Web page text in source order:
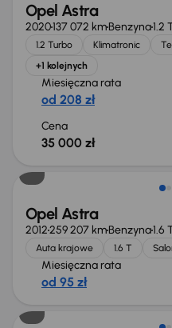
Opel Astra
2020137 072 kmBenzyna1.2
1.2 Turbo Klimatronic
+1 kolejnych
Miesięczna rata
od 208 zł
Cena
35 000 zł
Świeżo skupione
Opel Astra
2012259 207 kmBenzyna1.6
Auta krajowe 1.6 T
Miesięczna rata
od 95 zł